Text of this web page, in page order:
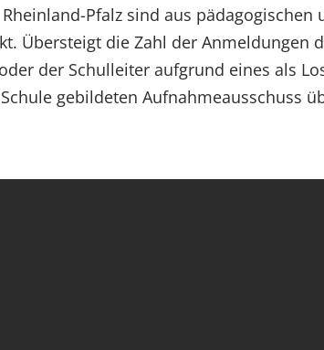
Pfalz sind aus
Übersteigt die Zahl der Anmeldungen
der Schulleiter aufgrund eines als
gebildeten Aufnahmeausschuss